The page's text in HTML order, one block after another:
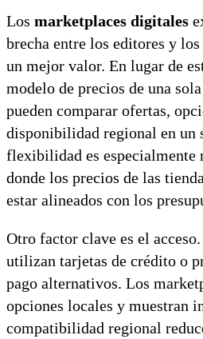
Los marketplaces digitales
brecha entre los editores y
un mejor valor. En lugar de
modelo de precios de una
pueden comparar ofertas,
disponibilidad regional en un
flexibilidad es especialmente
donde los precios de las
estar alineados con los
Otro factor clave es el
utilizan tarjetas de crédito o
pago alternativos. Los
opciones locales y muestran
compatibilidad regional